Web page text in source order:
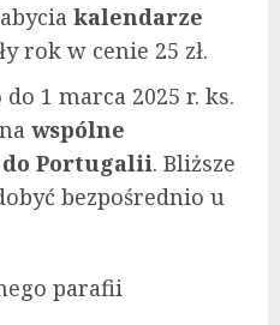
kalendarze
rok w cenie 25 zł.
1 marca 2025 r. ks.
wspólne
Portugalii. Bliższe
bezpośrednio u
parafii